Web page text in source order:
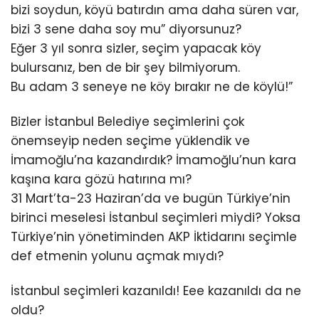
bizi soydun, köyü batırdın ama daha süren var,
bizi 3 sene daha soy mu” diyorsunuz?
Eğer 3 yıl sonra sizler, seçim yapacak köy
bulursanız, ben de bir şey bilmiyorum.
Bu adam 3 seneye ne köy bırakır ne de köylü!”
Bizler İstanbul Belediye seçimlerini çok
önemseyip neden seçime yüklendik ve
İmamoğlu’na kazandırdık? İmamoğlu’nun kara
kaşına kara gözü hatırına mı?
31 Mart’ta-23 Haziran’da ve bugün Türkiye’nin
birinci meselesi İstanbul seçimleri miydi? Yoksa
Türkiye’nin yönetiminden AKP İktidarını seçimle
def etmenin yolunu açmak mıydı?
İstanbul seçimleri kazanıldı! Eee kazanıldı da ne
oldu?